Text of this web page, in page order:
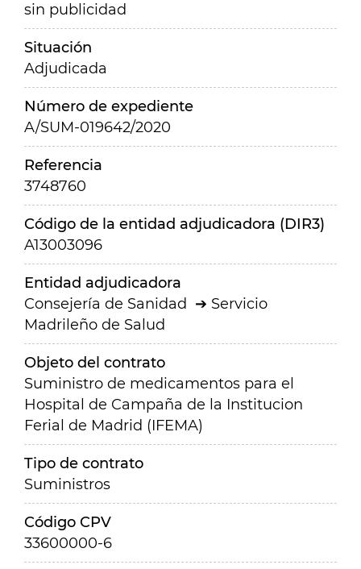
sin publicidad
Situación
Adjudicada
Número de expediente
A/SUM-019642/2020
Referencia
3748760
Código de la entidad adjudicadora (DIR3)
A13003096
Entidad adjudicadora
Consejería de Sanidad
Servicio
Madrileño de Salud
Objeto del contrato
Suministro de medicamentos para el
Hospital de Campaña de la Institucion
Ferial de Madrid (IFEMA)
Tipo de contrato
Suministros
Código CPV
33600000-6